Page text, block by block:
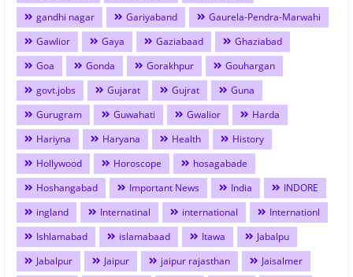
gandhi nagar
Gariyaband
Gaurela-Pendra-Marwahi
Gawlior
Gaya Gaziabaad
Ghaziabad
Goa
Gonda Gorakhpur
Gouhargan
govt.jobs
Gujarat Gujrat
Guna
Gurugram
Guwahati Gwalior
Harda
Hariyna
Haryana Health
History
Hollywood
Horoscope
hosagabade
Hoshangabad
Important News India
INDORE
ingland
Internatinal international
Internationl
Ishlamabad
islamabaad Itawa
Jabalpu
Jabalpur
Jaipur jaipur rajasthan
Jaisalmer